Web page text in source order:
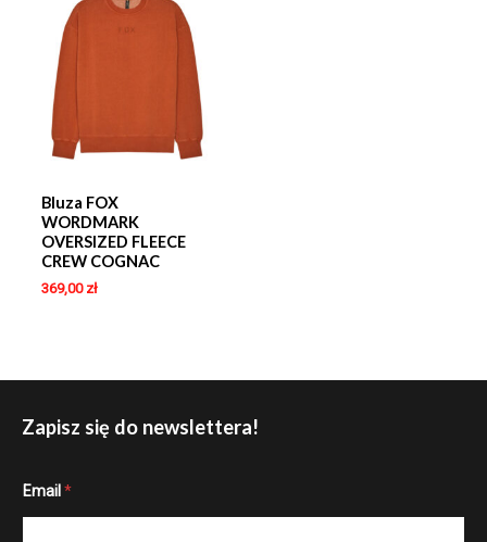
Bluza FOX
WORDMARK
OVERSIZED FLEECE
CREW COGNAC
369,00 zł
Zapisz się do newslettera!
m
Email *